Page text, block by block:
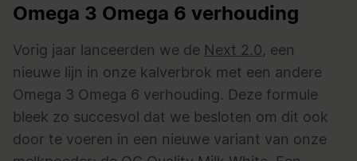
Omega 3 Omega 6 verhouding
Vorig jaar lanceerden we de Next 2.0, een
nieuwe lijn in onze kalverbrok met een andere
Omega 3 Omega 6 verhouding. Deze formule
bleek zo succesvol dat we besloten om dit ook
door te voeren in een nieuwe variant van onze